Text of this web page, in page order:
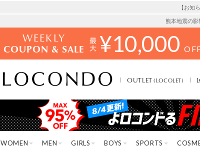
【お知
熊本地震の影
WEEKLY
COUPON & SALE ¥10,000
OUTLET(LOCOLET)
WOMEN MEN GIRLS BOYS SPORTS